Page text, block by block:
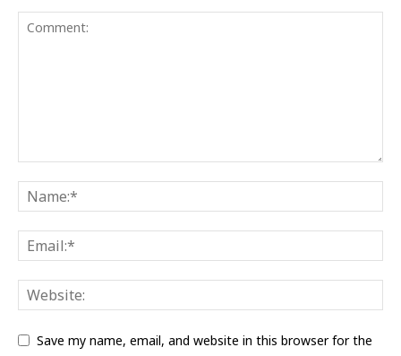
Save my name, email, and website in this browser for the